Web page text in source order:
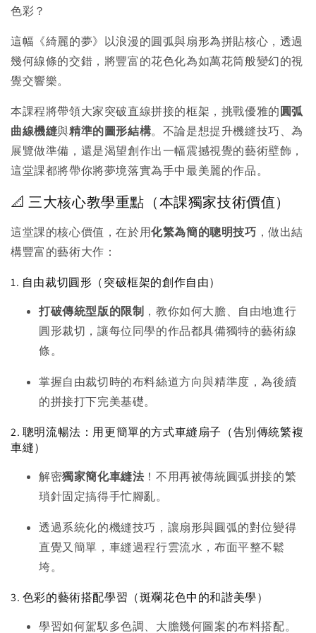
色彩？
這幅《綺麗的夢》以浪漫的圓弧與扇形為拼貼核心，透過
幾何線條的交錯，將豐富的花色化為如萬花筒般變幻的視
覺交響樂。
本課程將帶領大家突破直線拼接的框架，挑戰優雅的 圓弧
曲線機縫與精準的圖形結構。不論是想提升機縫技巧、為
展覽做準備，還是渴望創作出一幅震撼視覺的藝術壁飾，
這堂課都將帶你將夢境落實為手中最美麗的作品。
📐 三大核心教學重點（本課獨家技術價值）
這堂課的核心價值，在於用化繁為簡的聰明技巧 ，做出結
構豐富的藝術大作：
1. 自由裁切圓形（突破框架的創作自由）
打破傳統型版的限制 ，教你如何大膽、自由地進行
圓形裁切，讓每位同學的作品都具備獨特的藝術線
條。
掌握自由裁切時的布料絲道方向與精準度，為後續
的拼接打下完美基礎。
2. 聰明流暢法：用更簡單的方式車縫扇子（告別傳統繁複
車縫）
解密獨家簡化車縫法 ！不用再被傳統圓弧拼接的繁
瑣針固定搞得手忙腳亂。
透過系統化的機縫技巧，讓扇形與圓弧的對位變得
直覺又簡單，車縫過程行雲流水，布面平整不鬆
垮。
3. 色彩的藝術搭配學習（斑斕花色中的和諧美學）
學習如何駕馭多色調、大膽幾何圖案的布料搭配。